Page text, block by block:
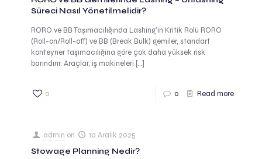
Süreci Nasıl Yönetilmelidir?
RORO ve BB Taşımacılığında Lashing’in Kritik Rolü RORO
(Roll-on/Roll-off) ve BB (Break Bulk) gemiler, standart
konteyner taşımacılığına göre çok daha yüksek risk
barındırır. Araçlar, iş makineleri […]
0 0 Read more
admin on 10 Aralık 2025
Stowage Planning Nedir?